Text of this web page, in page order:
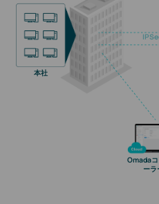
本社
Omada
ーラ